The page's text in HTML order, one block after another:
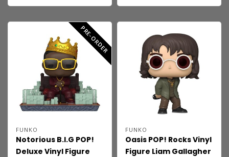
PRE-ORDER
FUNKO
Notorious B.I.G POP!
Deluxe Vinyl Figure
FUNKO
Oasis POP! Rocks Vinyl
Figure Liam Gallagher